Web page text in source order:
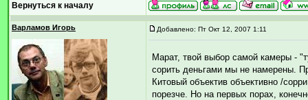
Вернуться к началу
Варламов Игорь Добавлено: Пт Окт 12, 2007 1:11
Марат, твой выбор самой камеры -
сорить деньгами мы не намерены.
Китовый объектив объективно /
порезче. Но на первых порах,